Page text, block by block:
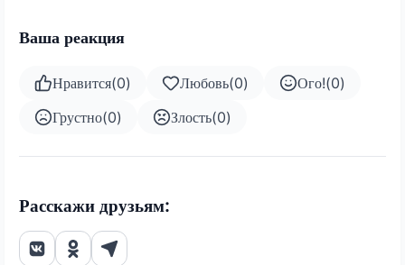
Ваша реакция
Нравится(0) Любовь(0) Ого!(0)
Грустно(0) Злость(0)
Расскажи друзьям: